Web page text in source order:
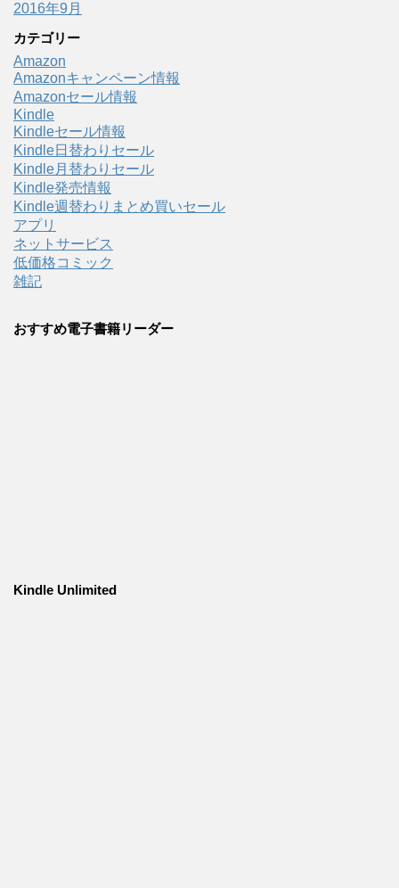
2016年9月
カテゴリー
Amazon
Amazonキャンペーン情報
Amazonセール情報
Kindle
Kindleセール情報
Kindle日替わりセール
Kindle月替わりセール
Kindle発売情報
Kindle週替わりまとめ買いセール
アプリ
ネットサービス
低価格コミック
雑記
おすすめ電子書籍リーダー
Kindle Unlimited